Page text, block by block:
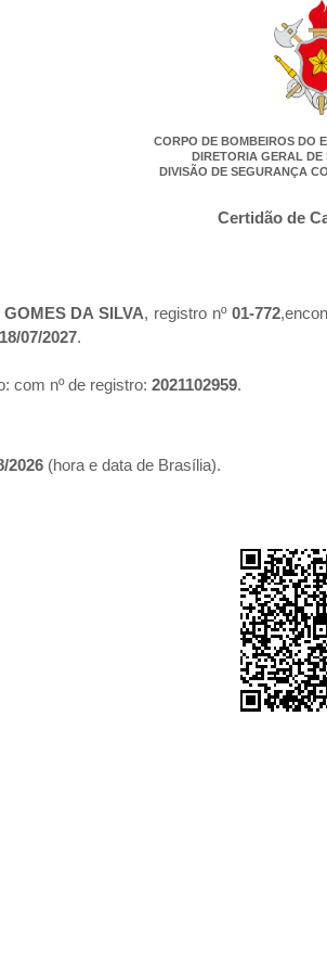
CORPO DE BOMBEIROS DO
DIRETORIA GERAL DE
DIVISÃO DE SEGURANÇA
Certidão de
DA SILVA, registro nº01-772
18/07/2027.
com nº de registro: 2021102959.
2026 (hora e data de Brasília).